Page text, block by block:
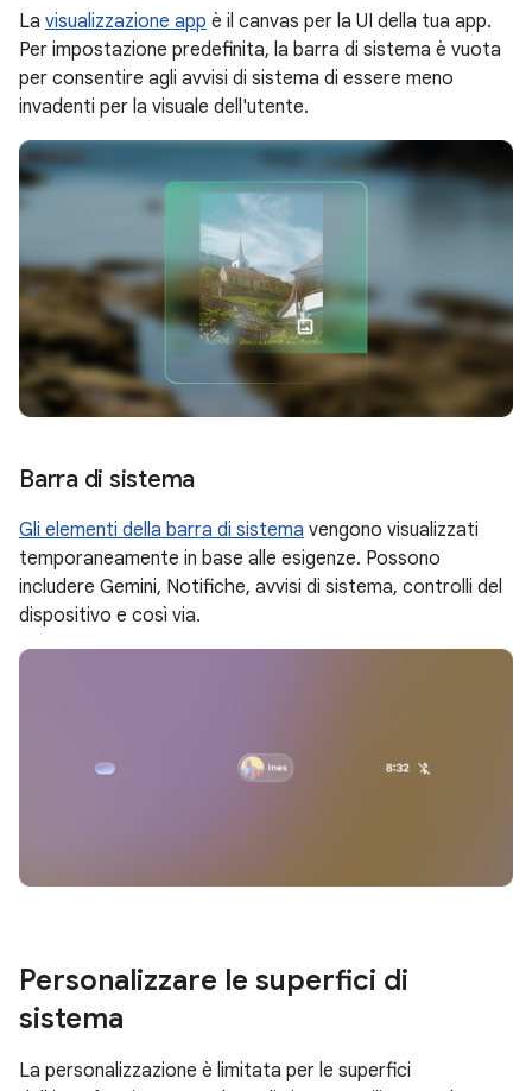
La visualizzazione app è il canvas per la UI della tua app.
Per impostazione predefinita, la barra di sistema è vuota
per consentire agli avvisi di sistema di essere meno
invadenti per la visuale dell'utente.
Barra di sistema
Gli elementi della barra di sistema vengono visualizzati
temporaneamente in base alle esigenze. Possono
includere Gemini, Notifiche, avvisi di sistema, controlli del
dispositivo e così via.
Personalizzare le superfici di
sistema
La personalizzazione è limitata per le superfici